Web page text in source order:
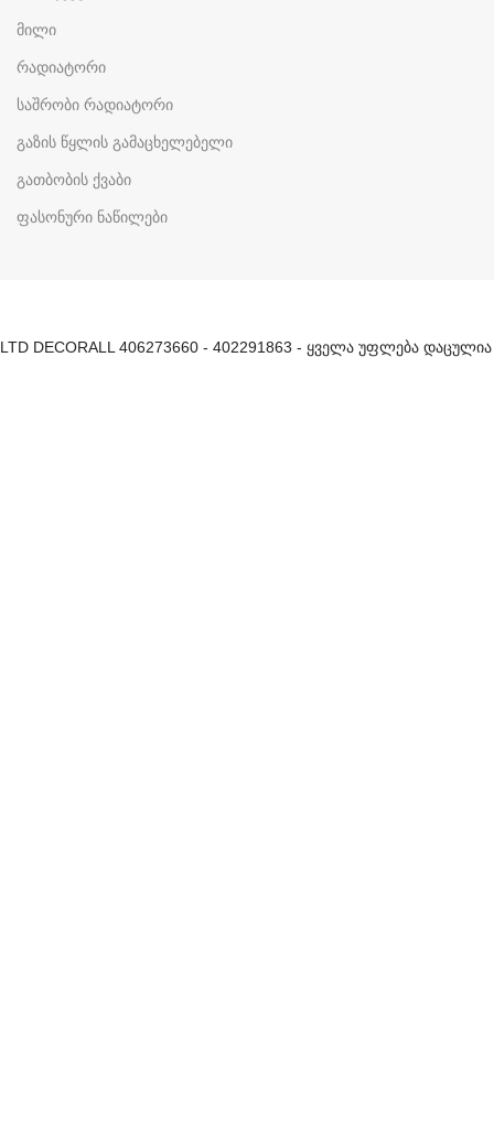
მილი
რადიატორი
საშრობი რადიატორი
გაზის წყლის გამაცხელებელი
გათბობის ქვაბი
ფასონური ნაწილები
LTD DECORALL 406273660 - 402291863 - ყველა უფლება დაცულია